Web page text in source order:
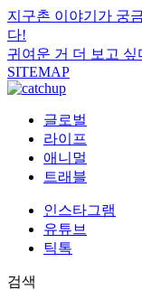
지구촌 이야기가 궁
다!
귀여운 거 더 보고 싶
SITEMAP
글로벌
라이프
애니멀
트래블
인스타그램
유튜브
틱톡
검색